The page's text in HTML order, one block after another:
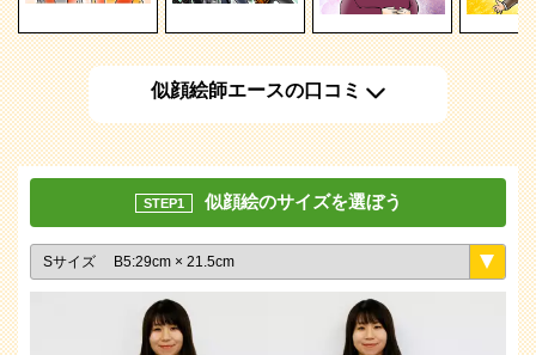
似顔絵師エースの口コミ
STEP1 似顔絵のサイズを選ぼう